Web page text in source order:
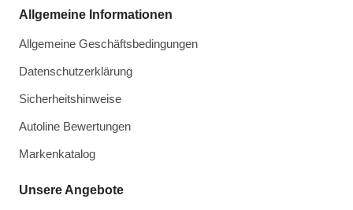
Allgemeine Informationen
Allgemeine Geschäftsbedingungen
Datenschutzerklärung
Sicherheitshinweise
Autoline Bewertungen
Markenkatalog
Unsere Angebote